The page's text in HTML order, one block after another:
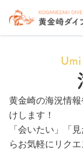
黄金崎の海況情
けします！
「会いたい」「
らお気軽にリク